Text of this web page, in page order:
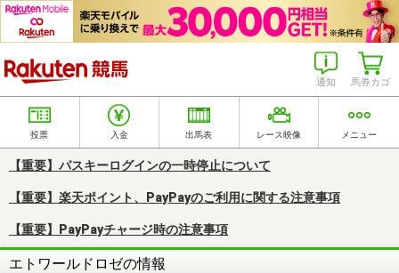
馬券カゴ
通知
投票 入金 出馬表 レース映像 メニュー
【重要】パスキーログインの一時停止について
【重要】楽天ポイント、PayPayのご利用に関する注意事項
【重要】PayPayチャージ時の注意事項
エトワールドロゼの情報